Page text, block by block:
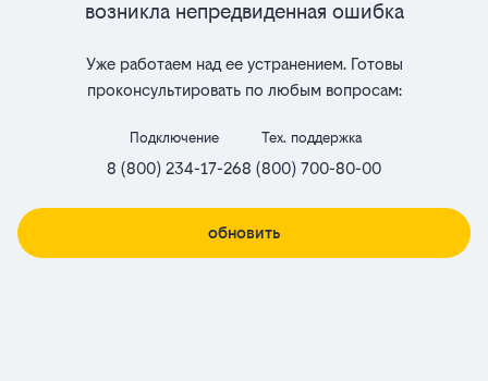
Возникла непредвиденная ошибка
Уже работаем над ее устранением. Готовы
проконсультировать по любым вопросам:
Подключение
8 (800) 234-17-26
Тех. поддержка
8 (800) 700-80-00
обновить